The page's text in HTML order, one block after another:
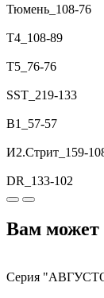
Тюмень_108-76
T4_108-89
T5_76-76
SST_219-133
B1_57-57
И2.Стрит_159-
DR_133-102
Вам может
Серия